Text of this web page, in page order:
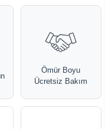
Ömür Boyu
Ücretsiz Bakım